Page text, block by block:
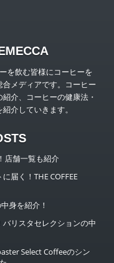
を飲む皆様にコーヒーを
メディアです。コーヒー
介、コーヒーの健康法・
介していきます。
店舗一覧も紹介
届く！THE COFFEE
身を紹介！
リスタセレクションの中
Select Coffeeのシン